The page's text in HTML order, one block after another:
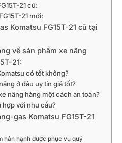
21 cũ:
21 mới:
Komatsu FG15T-21 cũ tại
về sản phẩm xe nâng
21:
có tốt không?
ở đâu uy tín giá tốt?
nâng hàng một cách an toàn?
với nhu cầu?
gas Komatsu FG15T-21
hân hạnh được phục vụ quý